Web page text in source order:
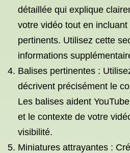
détaillée qui explique
votre vidéo tout en
pertinents. Utilisez cette
informations
Balises pertinentes :
décrivent précisément le
Les balises aident
et le contexte de votre
visibilité.
Miniatures attrayantes :